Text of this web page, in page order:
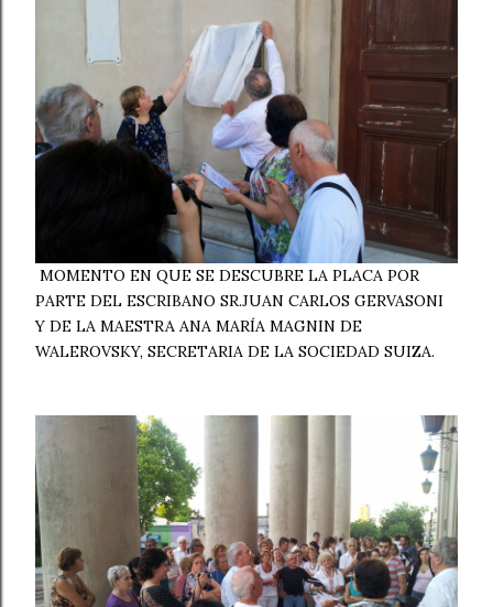
MOMENTO EN QUE SE DESCUBRE LA PLACA POR
PARTE DEL ESCRIBANO SR.JUAN CARLOS GERVASONI
Y DE LA MAESTRA ANA MARÍA MAGNIN DE
WALEROVSKY, SECRETARIA DE LA SOCIEDAD SUIZA.